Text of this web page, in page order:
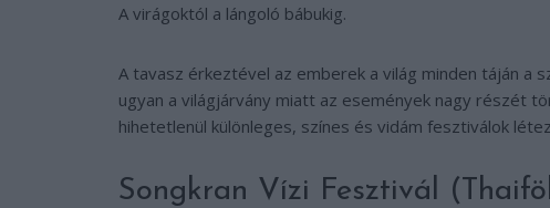
A virágoktól a lángoló bábukig.
A tavasz érkeztével az emberek a világ minden táján a
ugyan a világjárvány miatt az események nagy részét
hihetetlenül különleges, színes és vidám fesztiválok
Songkran Vízi Fesztivál